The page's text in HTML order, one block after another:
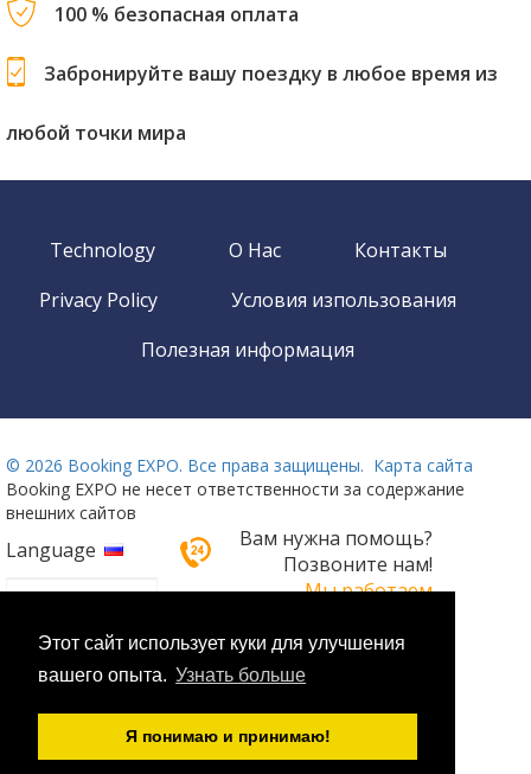
Этот сайт использует куки для улучшения
вашего опыта. Узнать больше
Я понимаю и принимаю!
100 % безопасная оплата
Забронируйте вашу поездку в любое время из
любой точки мира
Technology О Нас
Контакты
Privacy Policy
Условия изпользования
Полезная информация
© 2026 Booking EXPO. Все права защищены. Карта сайта
Booking EXPO не несет ответственности за содержание
внешних сайтов
Language
Вам нужна помощь?
Позвоните нам!
Мы работаем
+359 2 437 33 42